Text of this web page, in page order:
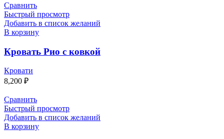
Сравнить
Быстрый просмотр
Добавить в список желаний
В корзину
Кровать Рио с ковкой
Кровати
8,200 ₽
Сравнить
Быстрый просмотр
Добавить в список желаний
В корзину